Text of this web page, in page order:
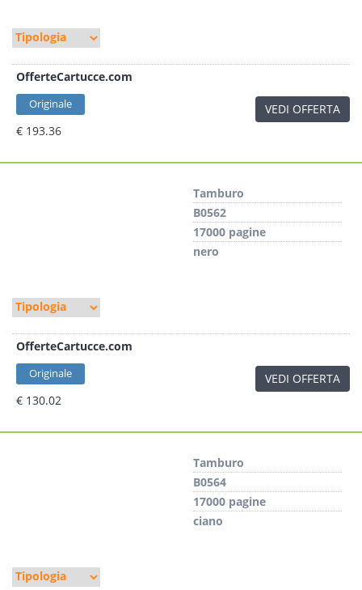
OfferteCartucce.com
Originale
€ 193.36
VEDI OFFERTA
Tamburo
B0562
17000 pagine
nero
OfferteCartucce.com
Originale
€ 130.02
VEDI OFFERTA
Tamburo
B0564
17000 pagine
ciano